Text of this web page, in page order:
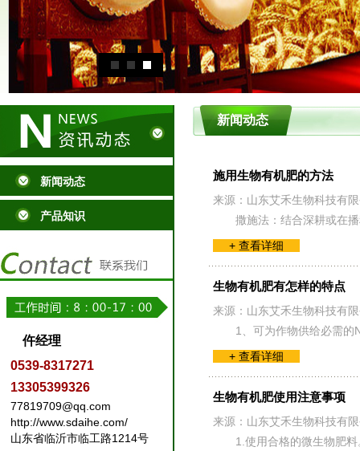
新闻动态
产品知识
仵经理
0539-8317271
13305399326
77819709@qq.com
http://www.sdaihe.com/
山东省临沂市临工路1214号
新闻动态
施用生物有机肥的方法
来源：山东艾禾生物科技有
撒施法：结合深耕或在
+ 查看详细
生物有机肥有怎样的特点
来源：山东艾禾生物科技有
1、可为作物供给必需
+ 查看详细
生物有机肥使用注意事项
来源：山东艾禾生物科技有
1.使用合格的微生物肥